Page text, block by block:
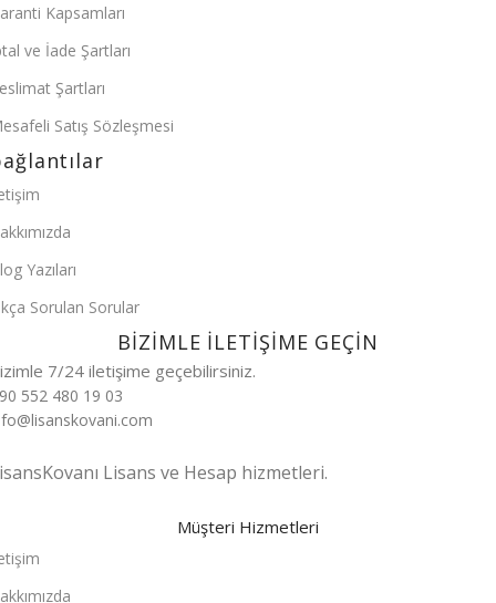
Kapsamları
ve İade Şartları
Şartları
Satış Sözleşmesi
Yazıları
Sorulan Sorular
BİZİMLE İLETİŞİME GEÇİN
7/24 iletişime geçebilirsiniz.
552 480 19 03
Lisans ve Hesap hizmetleri.
Müşteri Hizmetleri